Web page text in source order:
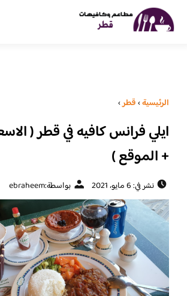
الرئيسية›قطر›
ايلي فرانس كافيه في قطر (
+ الموقع )
نشر في: 6 مايو، 2021 بواسطة:ebraheem